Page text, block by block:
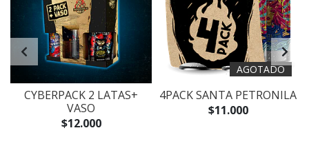
CYBERPACK 2 LATAS+
VASO
$12.000
AGOTADO
4PACK SANTA PETRONILA
$11.000